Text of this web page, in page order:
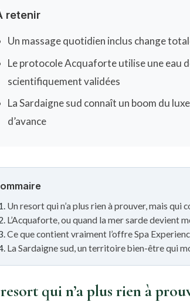
retenir
Un massage quotidien inclus change
Le protocole Acquaforte utilise une eau
scientifiquement validées
La Sardaigne sud connaît un boom du
d’avance
Un resort qui n’a plus rien à prouver, mais qui
L’Acquaforte, ou quand la mer sarde devient
Ce que contient vraiment l’offre Spa
La Sardaigne sud, un territoire bien-être qui
qui n’a plus rien à